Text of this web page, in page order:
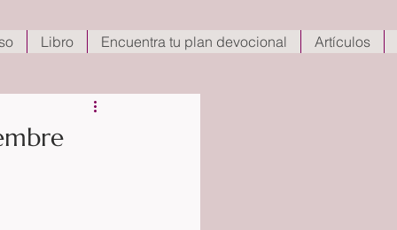
Libro Encuentra tu plan devocional Artículos